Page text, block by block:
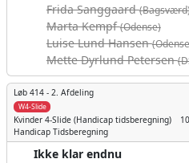
Frida Sanggaard
Marta Kempf(Odense)
Luise Lund Hansen
Mette Dyrlund Petersen
Løb 414 - 2. Afdeling
W4-Slide
Kvinder 4-Slide (Handicap tidsberegning)
Handicap Tidsberegning
Ikke klar endnu